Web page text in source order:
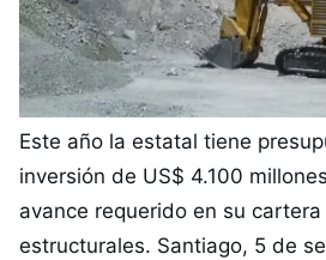
Este año la estatal tiene
inversión de US$ 4.100
avance requerido en su
estructurales. Santiago, 5 de